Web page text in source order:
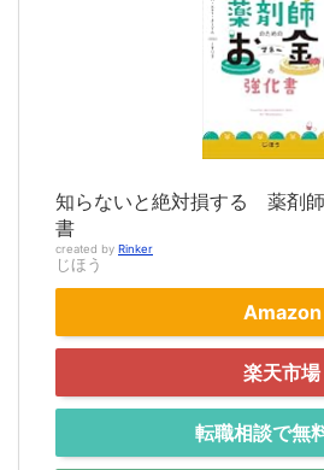
知らないと絶対損する 薬剤
書
created by Rinker
じほう
Amazon
楽天市場
転職相談で無